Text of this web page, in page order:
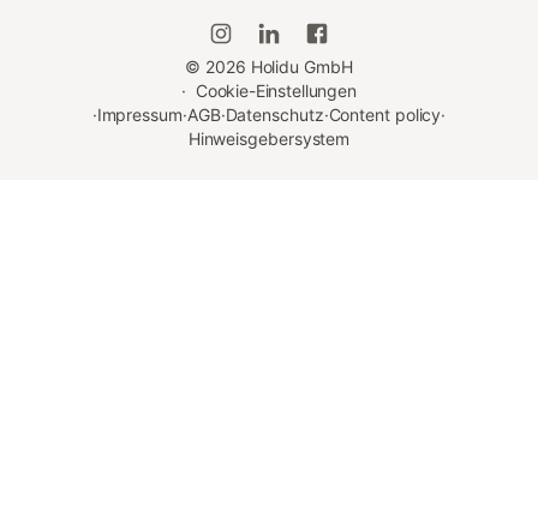
© 2026 Holidu GmbH
· Cookie-Einstellungen
·Impressum·AGB·Datenschutz·Content policy·
Hinweisgebersystem